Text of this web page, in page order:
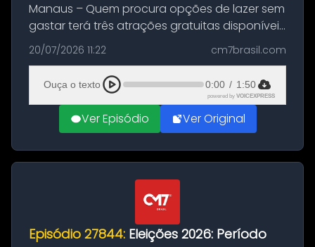
Manaus – Quem procura opções de lazer sem
gastar terá três atrações gratuitas disponíveis
entre esta segunda-feira (20) e quinta-feira
(23). A programação inclui uma exposição
dedicada à história das ...
20/07/2026 11:22 cm7brasil.com
Ouça o texto 0:00 / 1:50
powered by VOICEXPRESS
Ver Episódio Ver Original
Episódio 27844: Eleições 2026: Período